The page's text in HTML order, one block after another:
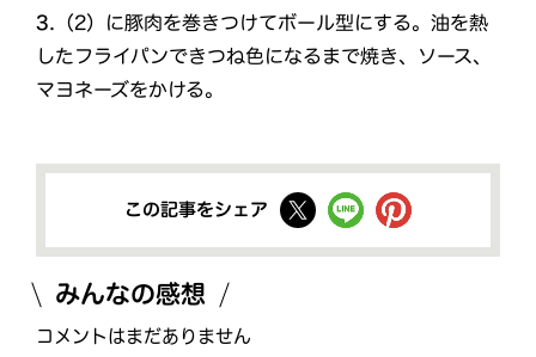
3. （2）に豚肉を巻きつけてボール型にする。油を熱
したフライパンできつね色になるまで焼き、ソース、
マヨネーズをかける。
この記事をシェア
みんなの感想
コメントはまだありません